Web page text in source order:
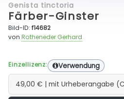
Genista tinctoria
Färber-Ginster
Bild-ID:f14682
vonRotheneder Gerhard
Einzellizenz: Verwendung